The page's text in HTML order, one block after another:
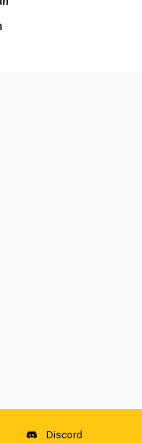
Discord